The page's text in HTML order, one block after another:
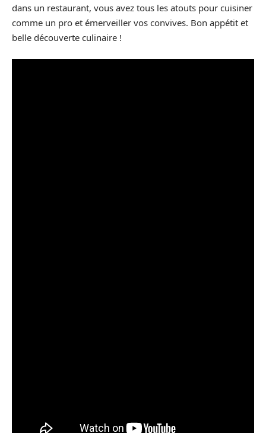
dans un restaurant, vous avez tous les atouts pour cuisiner
comme un pro et émerveiller vos convives. Bon appétit et
belle découverte culinaire !